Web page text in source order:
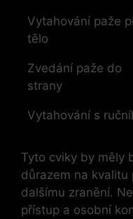
Vytahování paže
tělo
Zvedání paže do
strany
Vytahování s
Tyto cviky by měly
důrazem na
dalšímu zranění.
přístup a osobní